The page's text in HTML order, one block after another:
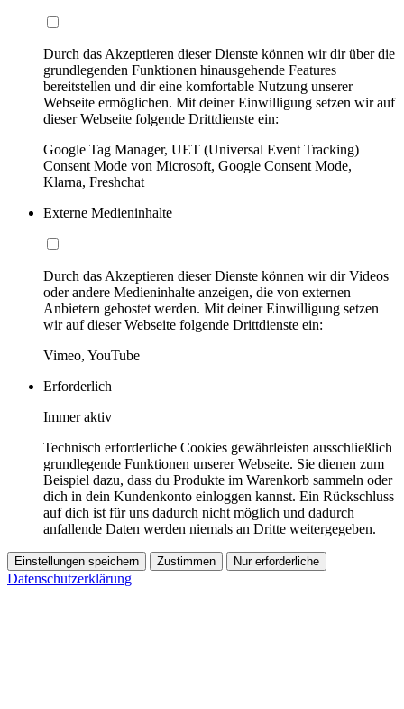
Durch das Akzeptieren dieser Dienste können wir dir über die
grundlegenden Funktionen hinausgehende Features
bereitstellen und dir eine komfortable Nutzung unserer
Webseite ermöglichen. Mit deiner Einwilligung setzen wir auf
dieser Webseite folgende Drittdienste ein:
Google Tag Manager, UET (Universal Event Tracking)
Consent Mode von Microsoft, Google Consent Mode,
Klarna, Freshchat
Externe Medieninhalte
Durch das Akzeptieren dieser Dienste können wir dir Videos
oder andere Medieninhalte anzeigen, die von externen
Anbietern gehostet werden. Mit deiner Einwilligung setzen
wir auf dieser Webseite folgende Drittdienste ein:
Vimeo, YouTube
Erforderlich
Immer aktiv
Technisch erforderliche Cookies gewährleisten ausschließlich
grundlegende Funktionen unserer Webseite. Sie dienen zum
Beispiel dazu, dass du Produkte im Warenkorb sammeln oder
dich in dein Kundenkonto einloggen kannst. Ein Rückschluss
auf dich ist für uns dadurch nicht möglich und dadurch
anfallende Daten werden niemals an Dritte weitergegeben.
Einstellungen speichern Zustimmen Nur erforderliche
Datenschutzerklärung